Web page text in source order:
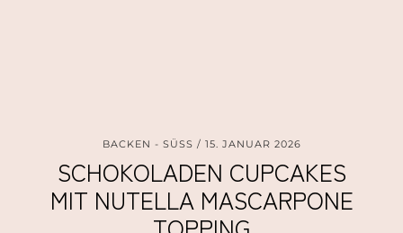
BACKEN - SÜSS 15. JANUAR 2026
SCHOKOLADEN CUPCAKES
MIT NUTELLA MASCARPONE